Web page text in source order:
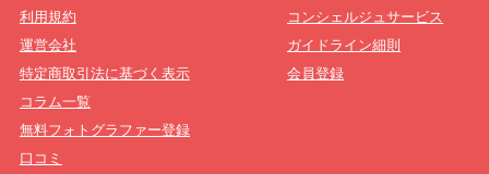
利用規約
運営会社
特定商取引法に基づく表示
コンシェルジュサービス
ガイドライン細則
会員登録
コラム一覧
無料フォトグラファー登録
口コミ